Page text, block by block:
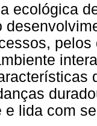
ecológica
e lida com